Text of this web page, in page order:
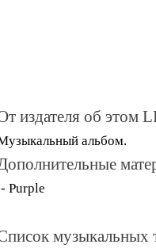
издателя об этом
альбом.
- Purple
музыкальных